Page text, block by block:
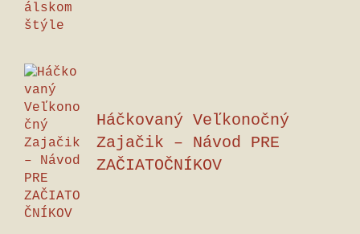
Háčkovaný Veľkonočný
Zajačik – Návod PRE
ZAČIATOČNÍKOV